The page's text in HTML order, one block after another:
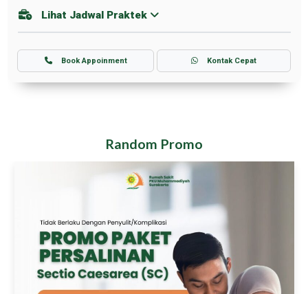
Lihat Jadwal Praktek
Book Appoinment Kontak Cepat
Random Promo